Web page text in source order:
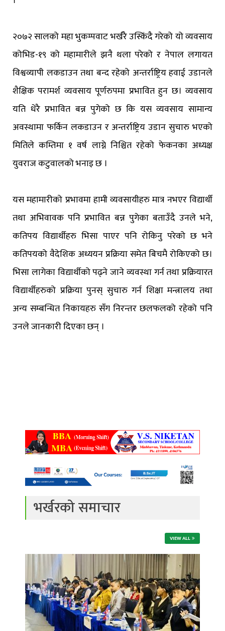
२०७२ सालको महा भुकम्पवाट भर्खरै उस्किंदै गरेको यो व्यवसाय
कोभिड-१९ को महामारीले झनै थला परेको र नेपाल लगायत
विश्वव्यापी लकडाउन तथा बन्द रहेको अन्तर्राष्ट्रिय हवाई उडानले
शैक्षिक परामर्श व्यवसाय पूर्णरुपमा प्रभावित हुन छ। व्यवसाय
यति धेरै प्रभावित बन्न पुगेको छ कि यस व्यवसाय सामान्य
अवस्थामा फर्किन लकडाउन र अन्तर्राष्ट्रिय उडान सुचारु भएको
मितिले कम्तिमा १ वर्ष लाग्ने निश्चित रहेको फेकनका अध्यक्ष
युवराज कटुवालको भनाइ छ ।
यस महामारीको प्रभावमा हामी व्यवसायीहरु मात्र नभएर विद्यार्थी
तथा अभिवावक पनि प्रभावित बन्न पुगेका बताउँदै उनले भने,
कतिपय विद्यार्थीहरु भिसा पाएर पनि रोकिनु परेको छ भने
कतिपयको वैदेशिक अध्ययन प्रक्रिया समेत बिचमै रोकिएको छ।
भिसा लागेका विद्यार्थीको पढ्ने जाने व्यवस्था गर्न तथा प्रक्रियारत
विद्यार्थीहरुको प्रक्रिया पुनस् सुचारु गर्न शिक्षा मन्त्रालय तथा
अन्य सम्बन्धित निकायहरु सँग निरन्तर छलफलको रहेको पनि
उनले जानकारी दिएका छन् ।
भर्खरको समाचार
VIEW ALL